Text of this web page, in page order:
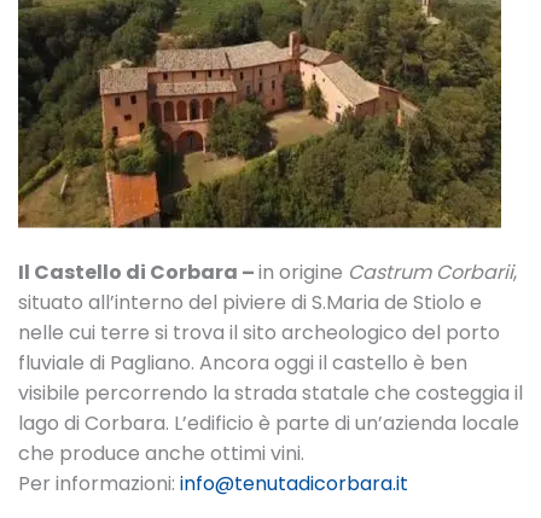
Il Castello di Corbara –in origine Castrum Corbarii,
situato all’interno del piviere di S.Maria de Stiolo e
nelle cui terre si trova il sito archeologico del porto
fluviale di Pagliano. Ancora oggi il castello è ben
visibile percorrendo la strada statale che costeggia il
lago di Corbara. L’edificio è parte di un’azienda locale
che produce anche ottimi vini.
Per informazioni: info@tenutadicorbara.it